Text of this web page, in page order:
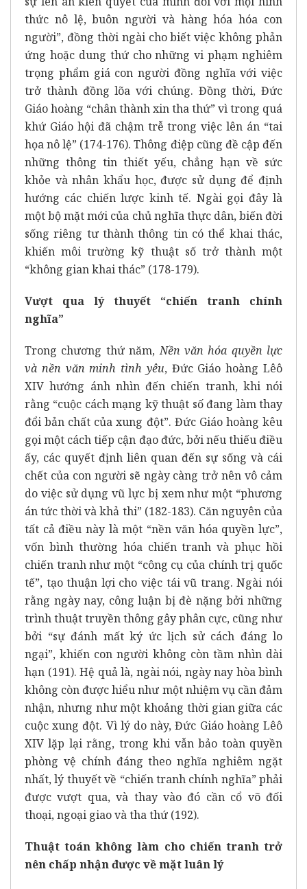
thức nô lệ, buôn người và hàng hóa hóa con
người”, đồng thời ngài cho biết việc không phản
ứng hoặc dung thứ cho những vi phạm nghiêm
trọng phẩm giá con người đồng nghĩa với việc
trở thành đồng lõa với chúng. Đồng thời, Đức
Giáo hoàng “chân thành xin tha thứ” vì trong quá
khứ Giáo hội đã chậm trễ trong việc lên án “tai
họa nô lệ” (174-176). Thông điệp cũng đề cập đến
những thông tin thiết yếu, chẳng hạn về sức
khỏe và nhân khẩu học, được sử dụng để định
hướng các chiến lược kinh tế. Ngài gọi đây là
một bộ mặt mới của chủ nghĩa thực dân, biến đời
sống riêng tư thành thông tin có thể khai thác,
khiến môi trường kỹ thuật số trở thành một
“không gian khai thác” (178-179).
Vượt qua lý thuyết “chiến tranh chính
nghĩa”
Trong chương thứ năm,Nền văn hóa quyền lực
và nền văn minh tình yêu, Đức Giáo hoàng Lêô
XIV hướng ánh nhìn đến chiến tranh, khi nói
rằng “cuộc cách mạng kỹ thuật số đang làm thay
đổi bản chất của xung đột”. Đức Giáo hoàng kêu
gọi một cách tiếp cận đạo đức, bởi nếu thiếu điều
ấy, các quyết định liên quan đến sự sống và cái
chết của con người sẽ ngày càng trở nên vô cảm
do việc sử dụng vũ lực bị xem như một “phương
án tức thời và khả thi” (182-183). Căn nguyên của
tất cả điều này là một “nền văn hóa quyền lực”,
vốn bình thường hóa chiến tranh và phục hồi
chiến tranh như một “công cụ của chính trị quốc
tế”, tạo thuận lợi cho việc tái vũ trang. Ngài nói
rằng ngày nay, công luận bị đè nặng bởi những
trình thuật truyền thông gây phân cực, cũng như
bởi “sự đánh mất ký ức lịch sử cách đáng lo
ngại”, khiến con người không còn tầm nhìn dài
hạn (191). Hệ quả là, ngài nói, ngày nay hòa bình
không còn được hiểu như một nhiệm vụ cần đảm
nhận, nhưng như một khoảng thời gian giữa các
cuộc xung đột. Vì lý do này, Đức Giáo hoàng Lêô
XIV lặp lại rằng, trong khi vẫn bảo toàn quyền
phòng vệ chính đáng theo nghĩa nghiêm ngặt
nhất, lý thuyết về “chiến tranh chính nghĩa” phải
được vượt qua, và thay vào đó cần cổ võ đối
thoại, ngoại giao và tha thứ (192).
Thuật toán không làm cho chiến tranh trở
nên chấp nhận được về mặt luân lý